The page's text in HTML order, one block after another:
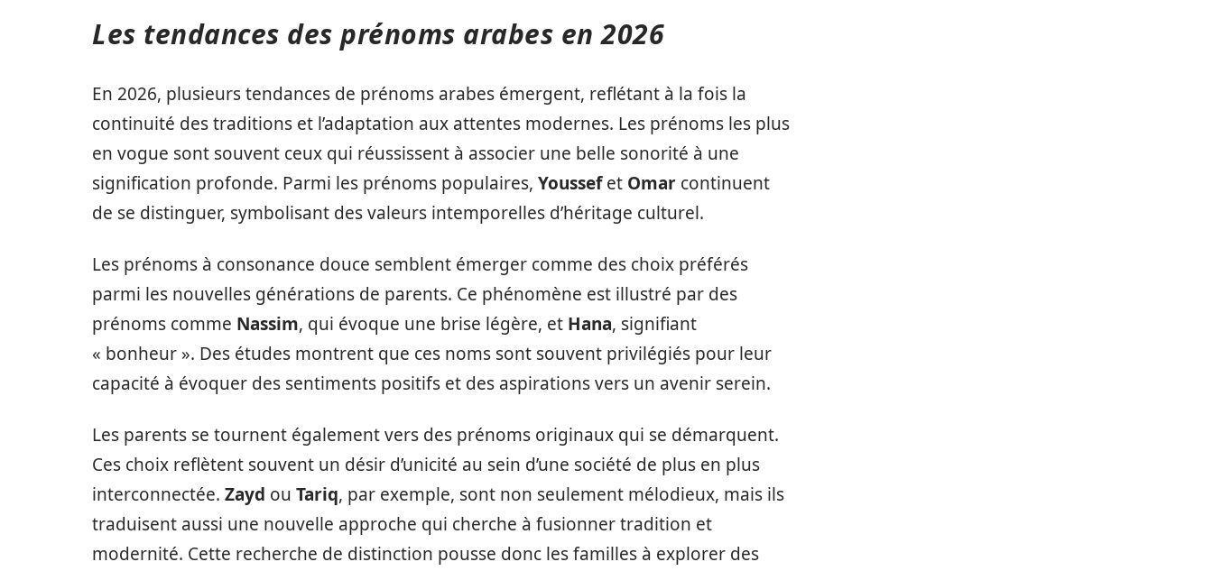
Les tendances des prénoms arabes en 2026
En 2026, plusieurs tendances de prénoms arabes émergent, reflétant à la fois la
continuité des traditions et l’adaptation aux attentes modernes. Les prénoms les plus
en vogue sont souvent ceux qui réussissent à associer une belle sonorité à une
signification profonde. Parmi les prénoms populaires, Youssefet Omar continuent
de se distinguer, symbolisant des valeurs intemporelles d’héritage culturel.
Les prénoms à consonance douce semblent émerger comme des choix préférés
parmi les nouvelles générations de parents. Ce phénomène est illustré par des
prénoms comme Nassim, qui évoque une brise légère, et Hana, signifiant
« bonheur ». Des études montrent que ces noms sont souvent privilégiés pour leur
capacité à évoquer des sentiments positifs et des aspirations vers un avenir serein.
Les parents se tournent également vers des prénoms originaux qui se démarquent.
Ces choix reflètent souvent un désir d’unicité au sein d’une société de plus en plus
interconnectée. Zayd ou Tariq, par exemple, sont non seulement mélodieux, mais ils
traduisent aussi une nouvelle approche qui cherche à fusionner tradition et
modernité. Cette recherche de distinction pousse donc les familles à explorer des